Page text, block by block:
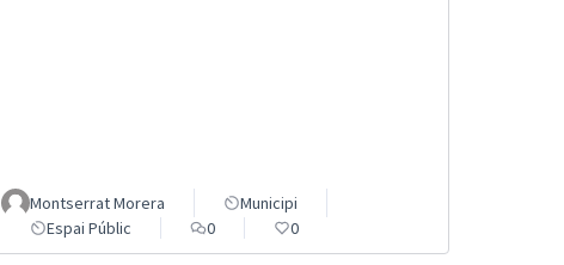
Montserrat Morera
Municipi
Espai Públic
0 0